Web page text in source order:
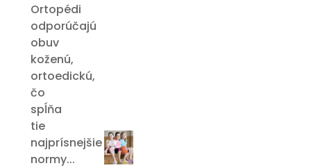
Ortopédi
odporúčajú
obuv
koženú,
ortoedickú,
čo
spĺňa
tie
najprísnejšie
normy...